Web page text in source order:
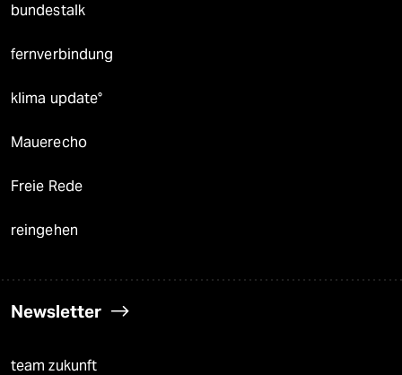
bundestalk
fernverbindung
klima update°
Mauerecho
Freie Rede
reingehen
Newsletter
team zukunft